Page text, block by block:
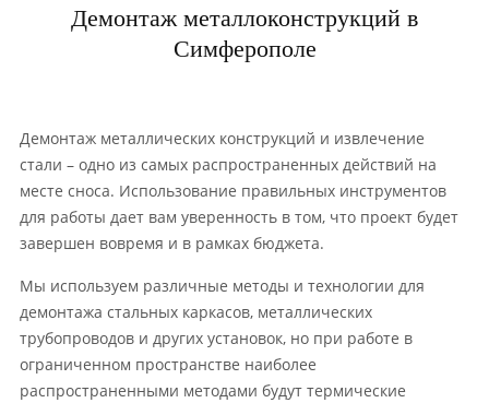
Демонтаж металлоконструкций в
Симферополе
Демонтаж металлических конструкций и извлечение
стали – одно из самых распространенных действий на
месте сноса. Использование правильных инструментов
для работы дает вам уверенность в том, что проект будет
завершен вовремя и в рамках бюджета.
Мы используем различные методы и технологии для
демонтажа стальных каркасов, металлических
трубопроводов и других установок, но при работе в
ограниченном пространстве наиболее
распространенными методами будут термические